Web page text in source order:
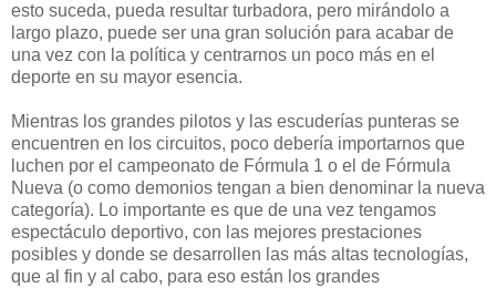
esto suceda, pueda resultar turbadora, pero mirándolo a
largo plazo, puede ser una gran solución para acabar de
una vez con la política y centrarnos un poco más en el
deporte en su mayor esencia.
Mientras los grandes pilotos y las escuderías punteras se
encuentren en los circuitos, poco debería importarnos que
luchen por el campeonato de Fórmula 1 o el de Fórmula
Nueva (o como demonios tengan a bien denominar la nueva
categoría). Lo importante es que de una vez tengamos
espectáculo deportivo, con las mejores prestaciones
posibles y donde se desarrollen las más altas tecnologías,
que al fin y al cabo, para eso están los grandes